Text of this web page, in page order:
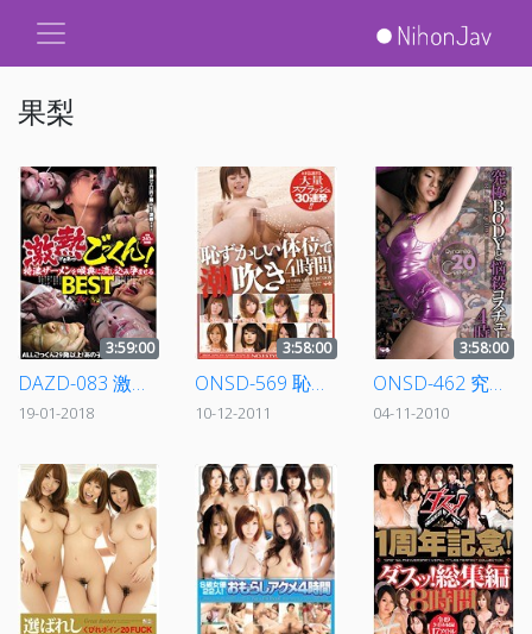
果梨
3:59:00
DAZD-083 激熱ごっくん！特濃ザーメンを喉奥に流し込み孕ませるBEST
19-01-2018
3:58:00
ONSD-569 恥ずかしい体位で潮吹き4時間
10-12-2011
3:58:00
ONSD-462 究極BODYと悩殺コスチューム 4時間
04-11-2010